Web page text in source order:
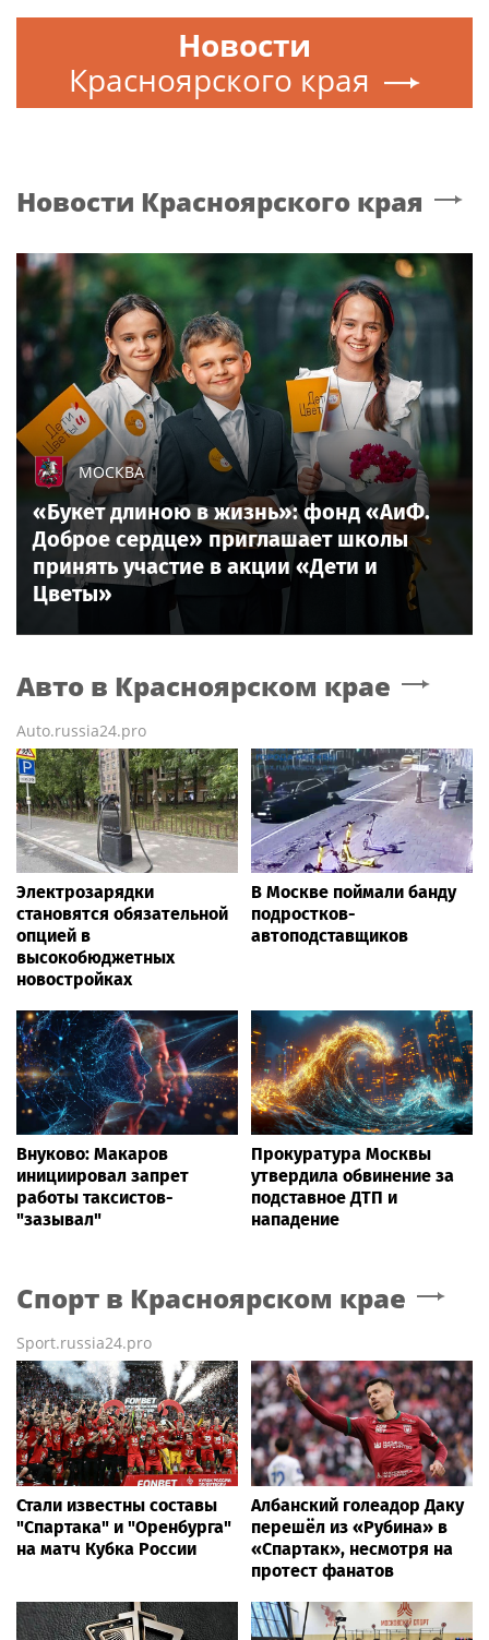
Новости
Красноярского края
Новости Красноярского края
МОСКВА
«Букет длиною в жизнь»: фонд «АиФ.
Доброе сердце» приглашает школы
принять участие в акции «Дети и
Цветы»
Авто в Красноярском крае
Auto.russia24.pro
Электрозарядки
становятся обязательной
опцией в
высокобюджетных
новостройках
В Москве поймали банду
подростков-
автоподставщиков
Внуково: Макаров
инициировал запрет
работы таксистов-
"зазывал"
Прокуратура Москвы
утвердила обвинение за
подставное ДТП и
нападение
Спорт в Красноярском крае
Sport.russia24.pro
Стали известны составы
"Спартака" и "Оренбурга"
на матч Кубка России
Албанский голеадор Даку
перешёл из «Рубина» в
«Спартак», несмотря на
протест фанатов